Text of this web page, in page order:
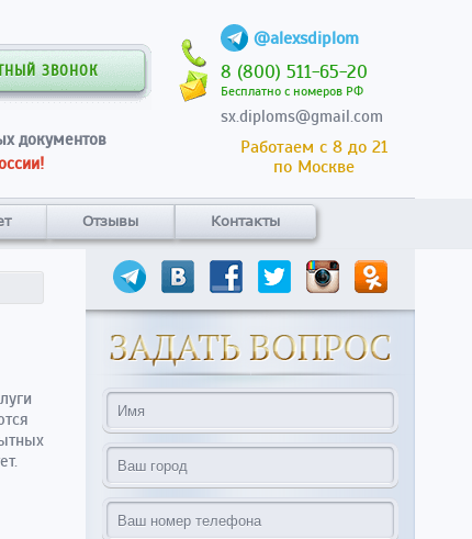
@alexsdiplom
8 (800) 511-65-20
Бесплатно с номеров РФ
sx.diploms@gmail.com
Работаем с 8 до 21
по Москве
ЗВОНОК
документов
Отзывы Контакты